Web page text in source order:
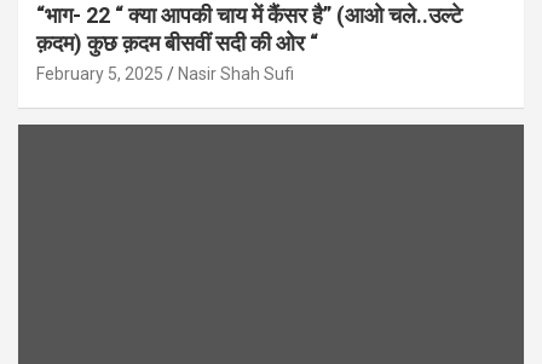
“भाग- 22 “ क्या आपकी चाय में कैंसर है” (आओ चले..उल्टे
क़दम) कुछ क़दम बीसवीं सदी की ओर “
February 5, 2025 Nasir Shah Sufi